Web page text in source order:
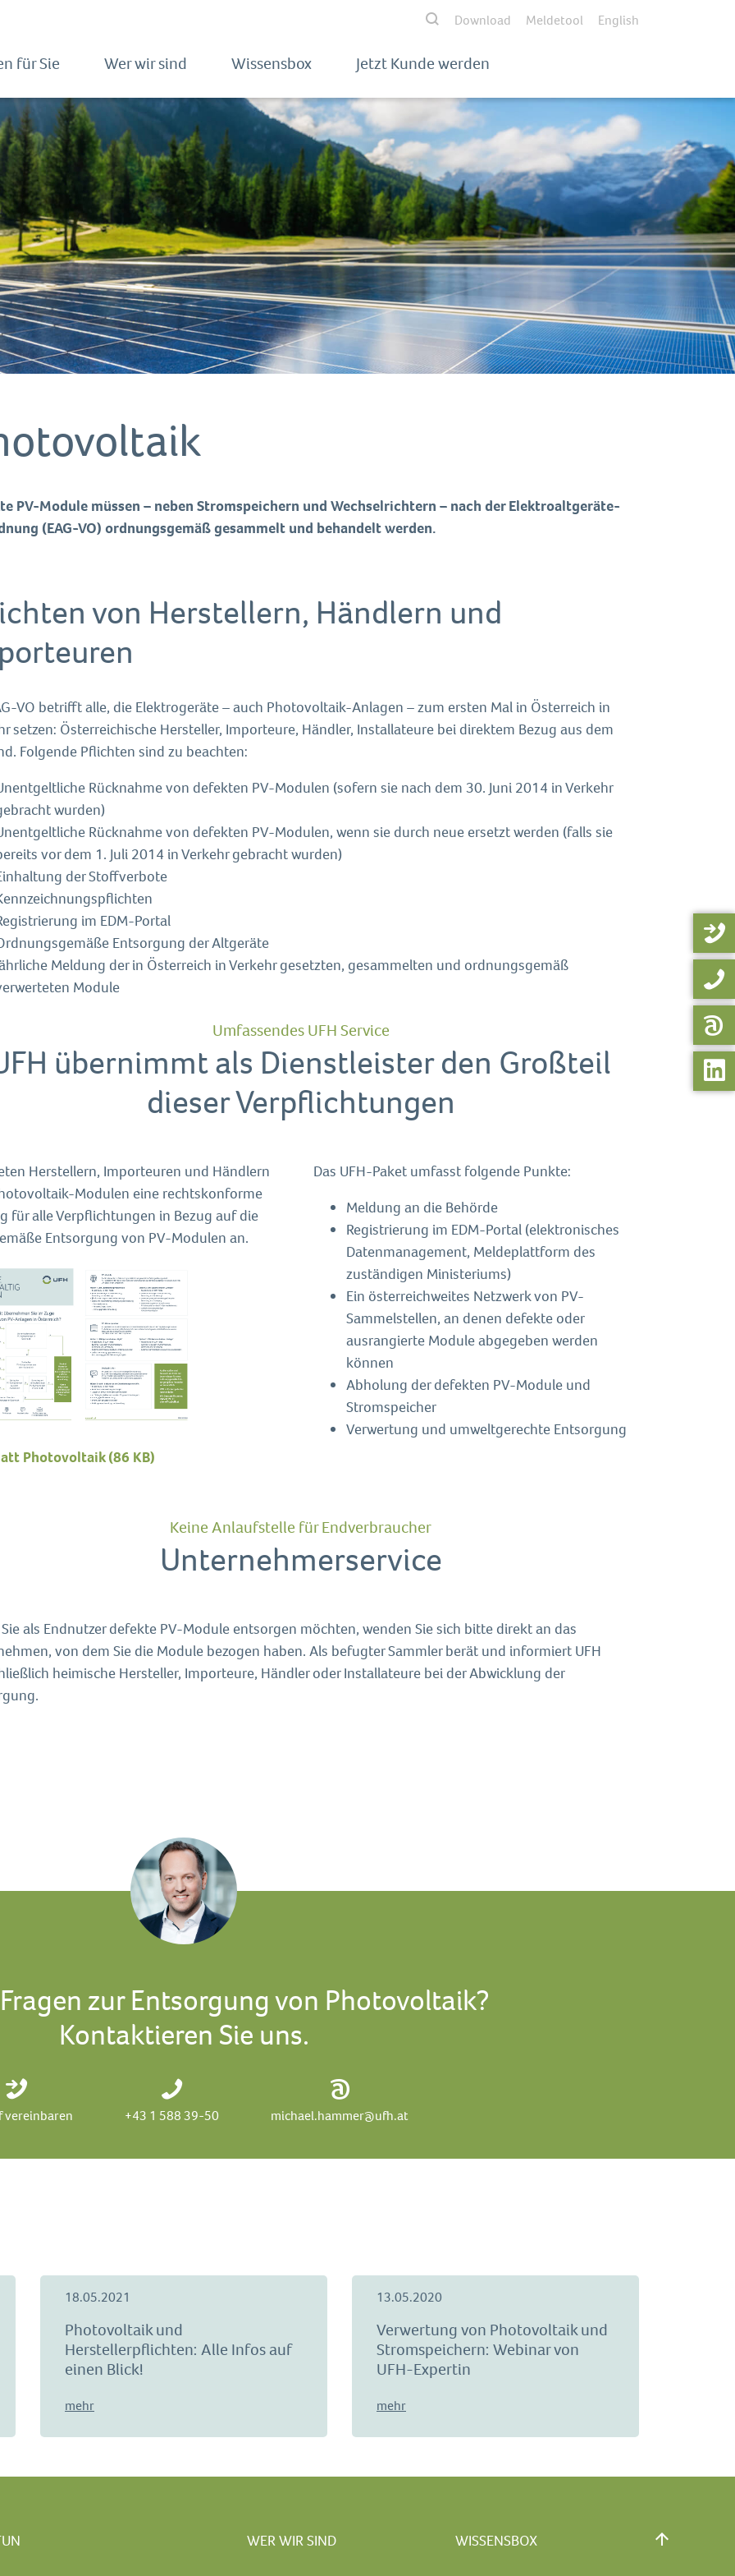
Download Meldetool English
für Sie Wer wir sind Wissensbox Jetzt Kunde werden
PV-Module müssen – neben Stromspeichern und Wechselrichtern – nach der Elektroaltgeräte-
(EAG-VO) ordnungsgemäß gesammelt und behandelt werden.
von Herstellern, Händlern und
VO betrifft alle, die Elektrogeräte – auch Photovoltaik-Anlagen – zum ersten Mal in Österreich in
setzen: Österreichische Hersteller, Importeure, Händler, Installateure bei direktem Bezug aus dem
Folgende Pflichten sind zu beachten:
Rücknahme von defekten PV-Modulen (sofern sie nach dem 30. Juni 2014 in Verkehr
wurden)
Rücknahme von defekten PV-Modulen, wenn sie durch neue ersetzt werden (falls sie
vor dem 1. Juli 2014 in Verkehr gebracht wurden)
der Stoffverbote
im EDM-Portal
Entsorgung der Altgeräte
Meldung der in Österreich in Verkehr gesetzten, gesammelten und ordnungsgemäß
Module
Umfassendes UFH Service
übernimmt als Dienstleister den Großteil
dieser Verpflichtungen
Herstellern, Importeuren und Händlern
Modulen eine rechtskonforme
für alle Verpflichtungen in Bezug auf die
Entsorgung von PV-Modulen an.
Photovoltaik(86 KB)
Das UFH-Paket umfasst folgende Punkte:
Meldung an die Behörde
Registrierung im EDM-Portal (elektronisches
Datenmanagement, Meldeplattform des
zuständigen Ministeriums)
Ein österreichweites Netzwerk von PV-
Sammelstellen, an denen defekte oder
ausrangierte Module abgegeben werden
können
Abholung der defekten PV-Module und
Stromspeicher
Verwertung und umweltgerechte Entsorgung
Keine Anlaufstelle für Endverbraucher
Unternehmerservice
als Endnutzer defekte PV-Module entsorgen möchten, wenden Sie sich bitte direkt an das
von dem Sie die Module bezogen haben. Als befugter Sammler berät und informiert UFH
heimische Hersteller, Importeure, Händler oder Installateure bei der Abwicklung der
zur Entsorgung von Photovoltaik?
Kontaktieren Sie uns.
vereinbaren +43 1 588 39-50 michael.hammer@ufh.at
18.05.2021
Photovoltaik und
Herstellerpflichten: Alle Infos auf
einen Blick!
mehr
13.05.2020
Verwertung von Photovoltaik und
Stromspeichern: Webinar von
UFH-Expertin
mehr
WER WIR SIND WISSENSBOX